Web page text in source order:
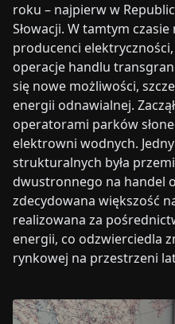
roku – najpierw w
Słowacji. W tamtym
producenci
operacje handlu
się nowe możliwości,
energii odnawialnej.
operatorami parków
elektrowni wodnych.
strukturalnych była
dwustronnego na handel
zdecydowana większość
realizowana za
energii, co odzwierciedla
rynkowej na przestrzeni